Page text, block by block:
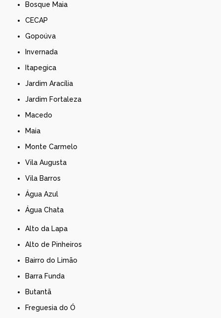
Bosque Maia
CECAP
Gopoúva
Invernada
Itapegica
Jardim Aracília
Jardim Fortaleza
Macedo
Maia
Monte Carmelo
Vila Augusta
Vila Barros
Água Azul
Água Chata
Alto da Lapa
Alto de Pinheiros
Bairro do Limão
Barra Funda
Butantã
Freguesia do Ó